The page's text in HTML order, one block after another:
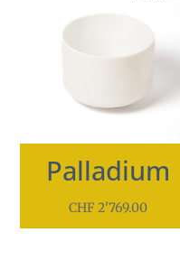
Palladium
CHF 2'769.00